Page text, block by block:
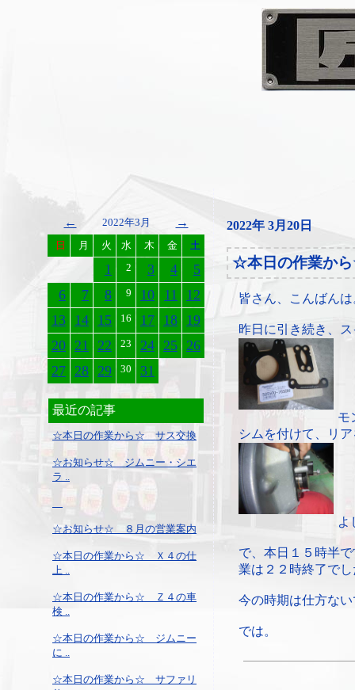
← 2022年3月 →
日 月 火 水 木 金 土
1 2 3 4
5
6
7 8 9 10 11
12
13 14 15 16 17 18 19
20 21 22 23 24 25 26
27 28 29 30 31
最近の記事
☆本日の作業から☆ サス交換
☆お知らせ☆ ジムニー・シエ
ラ ..
☆お知らせ☆ ８月の営業案内
☆本日の作業から☆ Ｘ４の仕
上 ..
☆本日の作業から☆ Ｚ４の車
検 ..
☆本日の作業から☆ ジムニー
に ..
☆本日の作業から☆ サファリ
2022年 3月20日
☆本日の作業か
皆さん、こんばんは
昨日に引き続き、
モ
シムを付けて、リ
よ
で、本日１５時半
業は２２時終了で
今の時期は仕方な
では。